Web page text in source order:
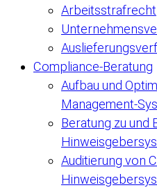
Arbeitsstrafrecht
Compliance-Beratung
Aufbau und
Management-
Beratung zu und
Auditierung von